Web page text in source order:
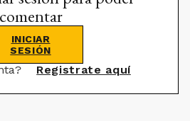
comentar
INICIAR
SESIÓN
Registrate aquí